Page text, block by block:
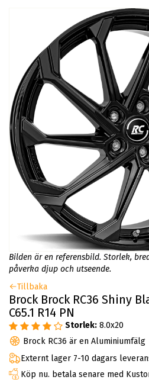
Bilden är en referensbild. Storlek,
påverka djup och utseende.
Tillbaka
Brock Brock RC36 Shiny
C65.1 R14 PN
Storlek: 8.0x20
Brock RC36 är en Aluminiumfälg
Externt lager 7-10 dagars
Köp nu. betala senare med